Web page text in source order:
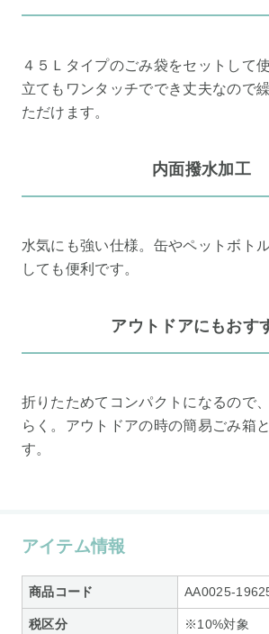
４５Ｌタイプのごみ袋をセットして
立てもワンタッチででき丈夫なので
ただけます。
内面撥水加工
水気にも強い仕様。缶やペットボト
しても便利です。
アウトドアにもおす
折りたためてコンパクトになるので
らく。アウトドアの時の簡易ごみ箱
す。
アイテム情報
商品コード AA0025-
税区分 ※10%対象